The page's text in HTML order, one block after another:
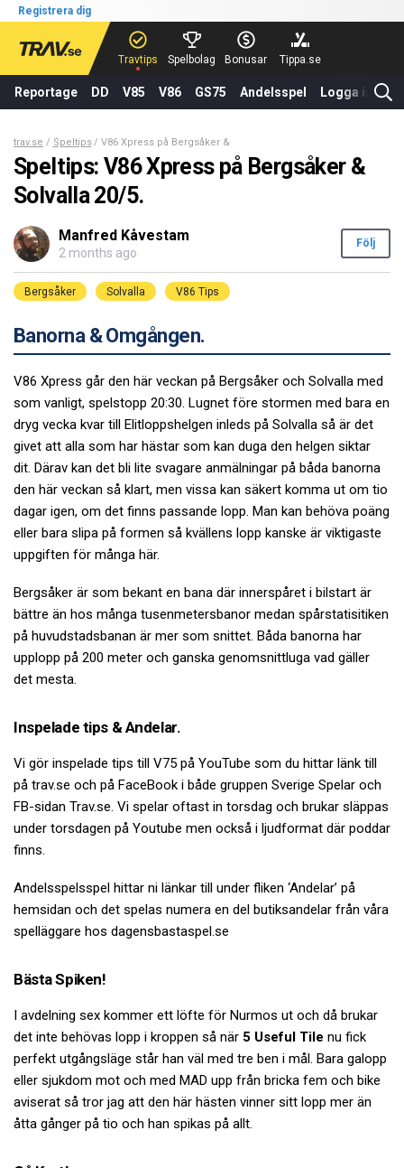
Registrera dig
Travtips Spelbolag Bonusar Tippa.se
Reportage DD V85 V86 GS75 Andelsspel Logga in
trav.se Speltips V86 Xpress på Bergsåker & Solvalla 20/5.
Speltips: V86 Xpress på Bergsåker &
Solvalla 20/5.
Manfred Kåvestam
2 months ago
Följ
Bergsåker Solvalla V86 Tips
Banorna & Omgången.
V86 Xpress går den här veckan på Bergsåker och Solvalla med
som vanligt, spelstopp 20:30. Lugnet före stormen med bara en
dryg vecka kvar till Elitloppshelgen inleds på Solvalla så är det
givet att alla som har hästar som kan duga den helgen siktar
dit. Därav kan det bli lite svagare anmälningar på båda banorna
den här veckan så klart, men vissa kan säkert komma ut om tio
dagar igen, om det finns passande lopp. Man kan behöva poäng
eller bara slipa på formen så kvällens lopp kanske är viktigaste
uppgiften för många här.
Bergsåker är som bekant en bana där innerspåret i bilstart är
bättre än hos många tusenmetersbanor medan spårstatisitiken
på huvudstadsbanan är mer som snittet. Båda banorna har
upplopp på 200 meter och ganska genomsnittluga vad gäller
det mesta.
Inspelade tips & Andelar.
Vi gör inspelade tips till V75 på YouTube som du hittar länk till
på trav.se och på FaceBook i både gruppen Sverige Spelar och
FB-sidan Trav.se. Vi spelar oftast in torsdag och brukar släppas
under torsdagen på Youtube men också i ljudformat där poddar
finns.
Andelsspelsspel hittar ni länkar till under fliken ‘Andelar’ på
hemsidan och det spelas numera en del butiksandelar från våra
spelläggare hos dagensbastaspel.se
Bästa Spiken!
I avdelning sex kommer ett löfte för Nurmos ut och då brukar
det inte behövas lopp i kroppen så när 5 Useful Tile nu fick
perfekt utgångsläge står han väl med tre ben i mål. Bara galopp
eller sjukdom mot och med MAD upp från bricka fem och bike
aviserat så tror jag att den här hästen vinner sitt lopp mer än
åtta gånger på tio och han spikas på allt.